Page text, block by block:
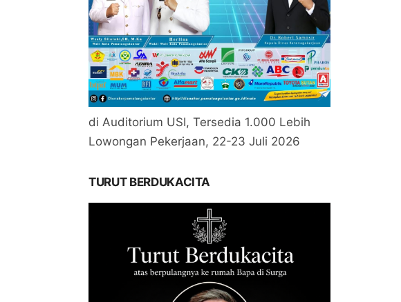
di Auditorium USI, Tersedia 1.000 Lebih
Lowongan Pekerjaan, 22-23 Juli 2026
TURUT BERDUKACITA